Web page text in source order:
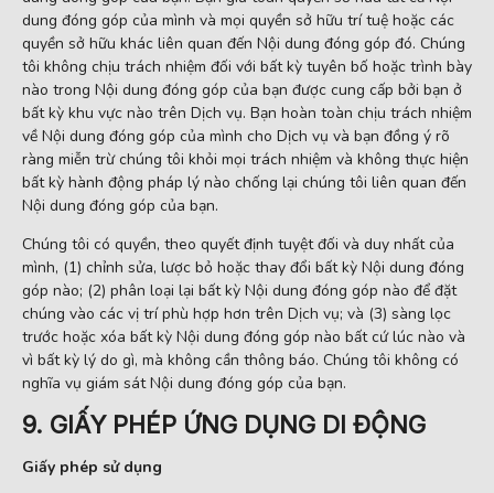
dung đóng góp của mình và mọi quyền sở hữu trí tuệ hoặc các
quyền sở hữu khác liên quan đến Nội dung đóng góp đó. Chúng
tôi không chịu trách nhiệm đối với bất kỳ tuyên bố hoặc trình bày
nào trong Nội dung đóng góp của bạn được cung cấp bởi bạn ở
bất kỳ khu vực nào trên Dịch vụ. Bạn hoàn toàn chịu trách nhiệm
về Nội dung đóng góp của mình cho Dịch vụ và bạn đồng ý rõ
ràng miễn trừ chúng tôi khỏi mọi trách nhiệm và không thực hiện
bất kỳ hành động pháp lý nào chống lại chúng tôi liên quan đến
Nội dung đóng góp của bạn.
Chúng tôi có quyền, theo quyết định tuyệt đối và duy nhất của
mình, (1) chỉnh sửa, lược bỏ hoặc thay đổi bất kỳ Nội dung đóng
góp nào; (2) phân loại lại bất kỳ Nội dung đóng góp nào để đặt
chúng vào các vị trí phù hợp hơn trên Dịch vụ; và (3) sàng lọc
trước hoặc xóa bất kỳ Nội dung đóng góp nào bất cứ lúc nào và
vì bất kỳ lý do gì, mà không cần thông báo. Chúng tôi không có
nghĩa vụ giám sát Nội dung đóng góp của bạn.
9. GIẤY PHÉP ỨNG DỤNG DI ĐỘNG
Giấy phép sử dụng